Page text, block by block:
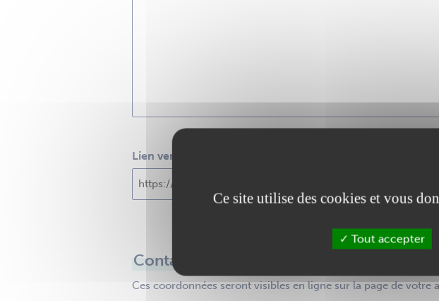
Lien vers le site Internet
Contact
Ces coordonnées seront visibles en ligne sur la page de votre
Ce site utilise des cookies et vous
Tout accepter